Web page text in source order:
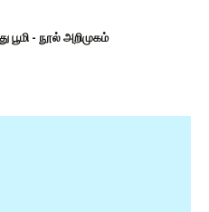
பூமி - நூல் அறிமுகம்